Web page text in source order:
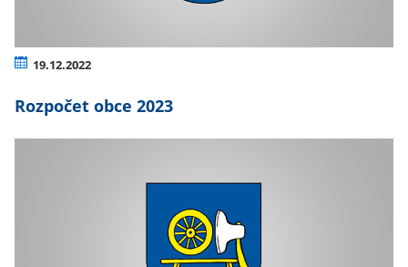
19.12.2022
Rozpočet obce 2023